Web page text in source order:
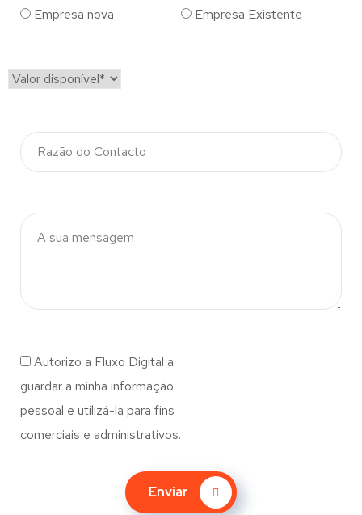
Empresa nova
Empresa Existente
Autorizo a Fluxo Digital a
guardar a minha informação
pessoal e utilizá-la para fins
comerciais e administrativos.
Enviar